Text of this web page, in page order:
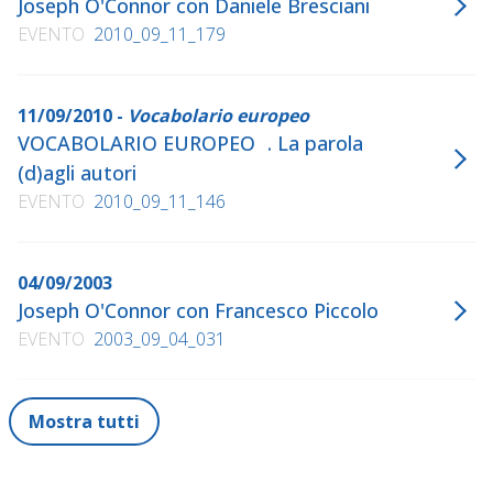
Joseph O'Connor con Daniele Bresciani
EVENTO 2010_09_11_179
11/09/2010 - Vocabolario europeo
VOCABOLARIO EUROPEO . La parola
(d)agli autori
EVENTO 2010_09_11_146
04/09/2003
Joseph O'Connor con Francesco Piccolo
EVENTO 2003_09_04_031
Mostra tutti